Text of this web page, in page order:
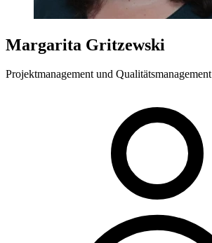
Margarita Gritzewski
Projektmanagement und Qualitätsmanagement